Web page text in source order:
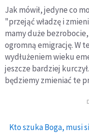
Jak mówił, jedyne co
"przejąć władzę i
mamy duże
ogromną emigrację. W
wydłużeniem wieku
jeszcze bardziej
będziemy zmieniać te
Kto szuka Boga, musi